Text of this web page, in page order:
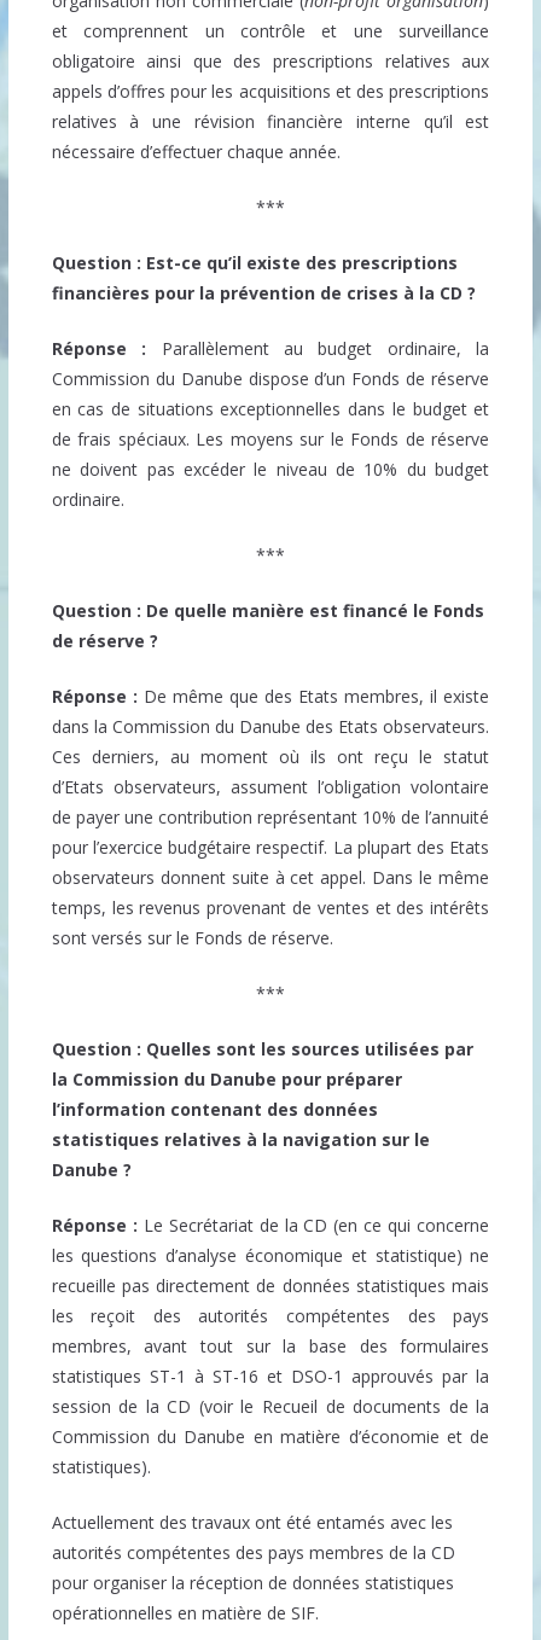
et comprennent un contrôle et une surveillance
obligatoire ainsi que des prescriptions relatives aux
appels d’offres pour les acquisitions et des prescriptions
relatives à une révision financière interne qu’il est
nécessaire d’effectuer chaque année.
***
Question : Est-ce qu’il existe des prescriptions
financières pour la prévention de crises à la CD ?
Réponse : Parallèlement au budget ordinaire, la
Commission du Danube dispose d’un Fonds de réserve
en cas de situations exceptionnelles dans le budget et
de frais spéciaux. Les moyens sur le Fonds de réserve
ne doivent pas excéder le niveau de 10% du budget
ordinaire.
***
Question : De quelle manière est financé le Fonds
de réserve ?
Réponse : De même que des Etats membres, il existe
dans la Commission du Danube des Etats observateurs.
Ces derniers, au moment où ils ont reçu le statut
d’Etats observateurs, assument l’obligation volontaire
de payer une contribution représentant 10% de l’annuité
pour l’exercice budgétaire respectif. La plupart des Etats
observateurs donnent suite à cet appel. Dans le même
temps, les revenus provenant de ventes et des intérêts
sont versés sur le Fonds de réserve.
***
Question : Quelles sont les sources utilisées par
la Commission du Danube pour préparer
l’information contenant des données
statistiques relatives à la navigation sur le
Danube ?
Réponse : Le Secrétariat de la CD (en ce qui concerne
les questions d’analyse économique et statistique) ne
recueille pas directement de données statistiques mais
les reçoit des autorités compétentes des pays
membres, avant tout sur la base des formulaires
statistiques ST-1 à ST-16 et DSO-1 approuvés par la
session de la CD (voir le Recueil de documents de la
Commission du Danube en matière d’économie et de
statistiques).
Actuellement des travaux ont été entamés avec les
autorités compétentes des pays membres de la CD
pour organiser la réception de données statistiques
opérationnelles en matière de SIF.